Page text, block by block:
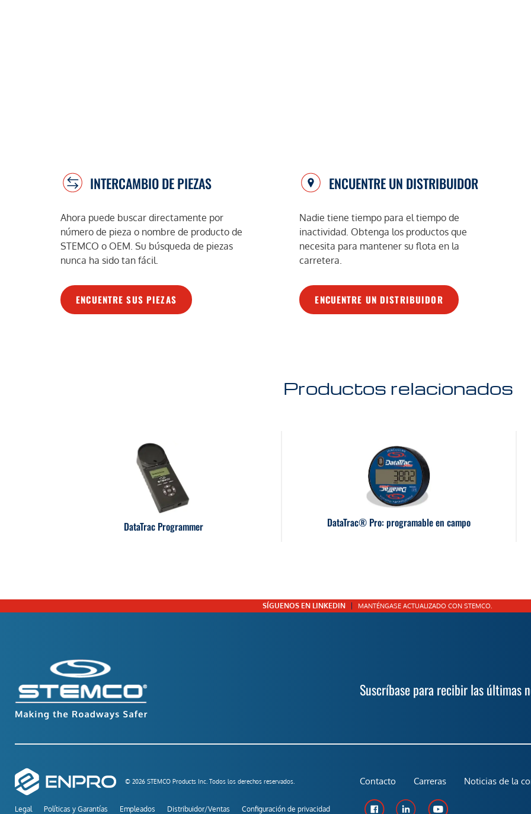
INTERCAMBIO DE PIEZAS
Ahora puede buscar directamente por
número de pieza o nombre de producto de
STEMCO o OEM. Su búsqueda de piezas
nunca ha sido tan fácil.
ENCUENTRE SUS PIEZAS
ENCUENTRE UN DISTRIBUIDOR
Nadie tiene tiempo para el tiempo de
inactividad. Obtenga los productos que
necesita para mantener su flota en la
carretera.
ENCUENTRE UN DISTRIBUIDOR
Productos relacionados
DataTrac Programmer DataTrac® Pro: programable en campo
SÍGUENOS EN LINKEDIN MANTÉNGASE ACTUALIZADO CON STEMCO.
Suscríbase para recibir las últimas
© 2026 STEMCO Products Inc. Todos los derechos reservados.
Legal Políticas y Garantías Empleados Distribuidor/Ventas Configuración de privacidad
Contacto Carreras Noticias de la